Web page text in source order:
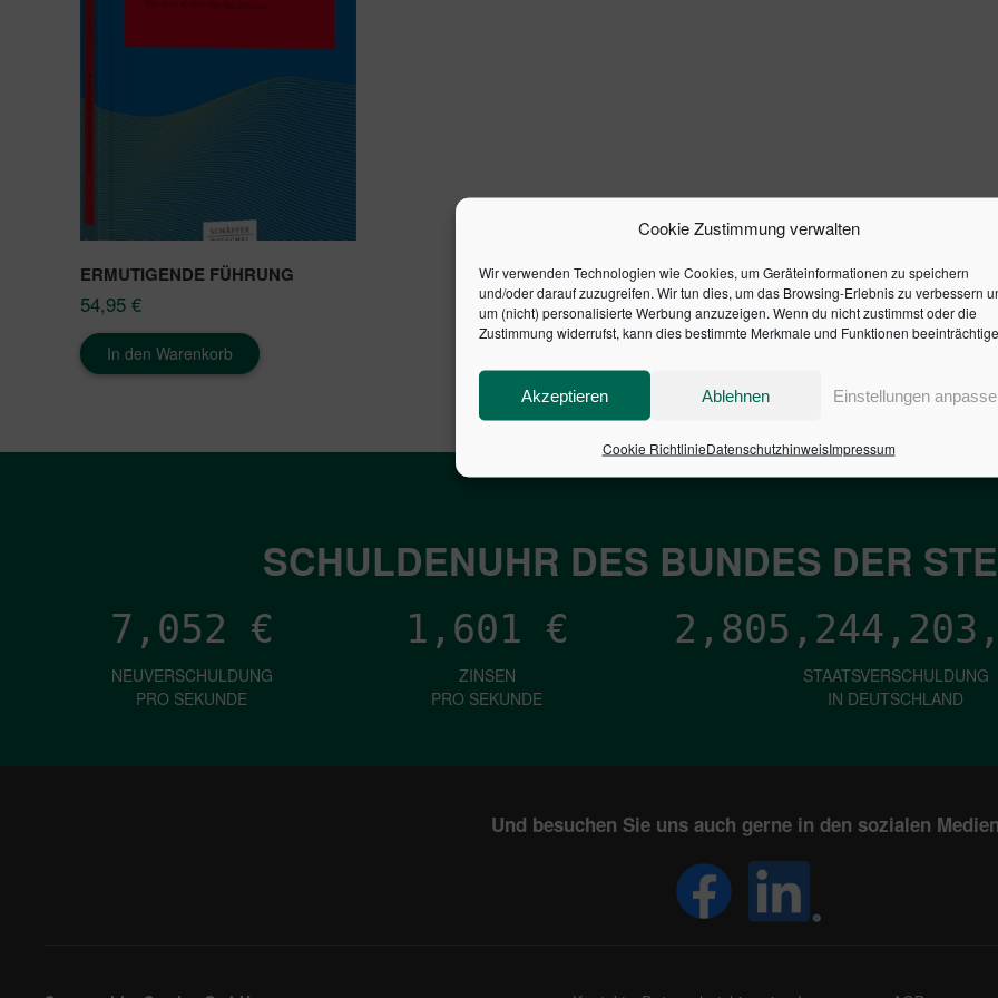
Cookie Zustimmung verwalten
Wir verwenden Technologien wie Cookies, um Geräteinformationen zu speichern
und/oder darauf zuzugreifen. Wir tun dies, um das Browsing-Erlebnis zu verbessern
um (nicht) personalisierte Werbung anzuzeigen. Wenn du nicht zustimmst oder die
Zustimmung widerrufst, kann dies bestimmte Merkmale und Funktionen
Akzeptieren Ablehnen Einstellungen
Cookie RichtlinieDatenschutzhinweisImpressum
ERMUTIGENDE FÜHRUNG
54,95 €
In den Warenkorb
SCHULDENUHR DES BUNDES DER
7,052 €
NEUVERSCHULDUNG
PRO SEKUNDE
1,601 €
ZINSEN
PRO SEKUNDE
STAATSVERSCHULDUNG
IN DEUTSCHLAND
Und besuchen Sie uns auch gerne in den sozialen